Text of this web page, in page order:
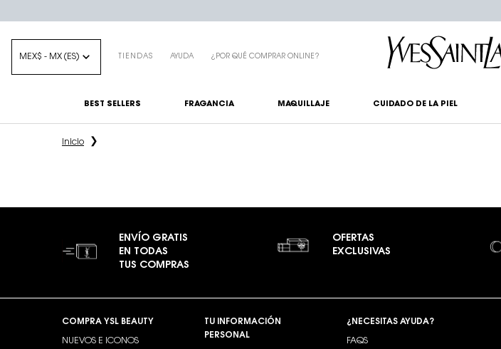
MEX$ - MX (ES) TIENDAS AYUDA ¿POR QUÉ COMPRAR ONLINE?
BEST SELLERS FRAGANCIA MAQUILLAJE CUIDADO DE LA PIEL
Inicio
ENVÍO GRATIS
EN TODAS
TUS COMPRAS
OFERTAS
EXCLUSIVAS
COMPRA YSL BEAUTY
NUEVOS E ICONOS
TU INFORMACIÓN
PERSONAL
¿NECESITAS AYUDA?
FAQS